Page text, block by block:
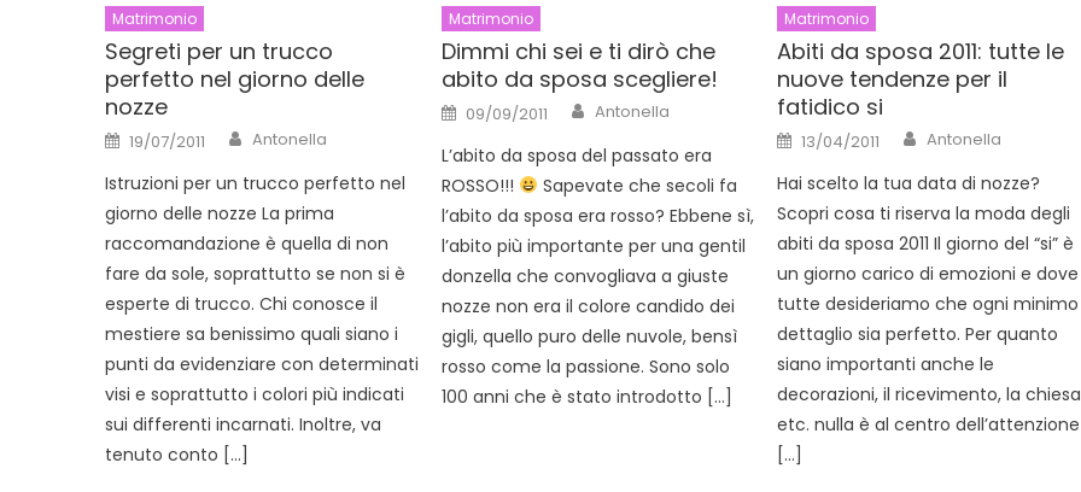
Matrimonio
Segreti per un trucco
perfetto nel giorno delle
nozze
Posted
on
19/07/2011 Author
Antonella
Istruzioni per un trucco perfetto nel
giorno delle nozze La prima
raccomandazione è quella di non
fare da sole, soprattutto se non si è
esperte di trucco. Chi conosce il
mestiere sa benissimo quali siano i
punti da evidenziare con determinati
visi e soprattutto i colori più indicati
sui differenti incarnati. Inoltre, va
tenuto conto […]
Matrimonio
Dimmi chi sei e ti dirò che
abito da sposa scegliere!
Posted
on
09/09/2011 Author
Antonella
L’abito da sposa del passato era
ROSSO!!!
Sapevate che secoli fa
l’abito da sposa era rosso? Ebbene sì,
l’abito più importante per una gentil
donzella che convogliava a giuste
nozze non era il colore candido dei
gigli, quello puro delle nuvole, bensì
rosso come la passione. Sono solo
100 anni che è stato introdotto […]
Matrimonio
Abiti da sposa 2011: tutte le
nuove tendenze per il
fatidico si
Posted
on
13/04/2011 Author
Antonella
Hai scelto la tua data di nozze?
Scopri cosa ti riserva la moda degli
abiti da sposa 2011 Il giorno del “si” è
un giorno carico di emozioni e dove
tutte desideriamo che ogni minimo
dettaglio sia perfetto. Per quanto
siano importanti anche le
decorazioni, il ricevimento, la chiesa
etc. nulla è al centro dell’attenzione
[…]